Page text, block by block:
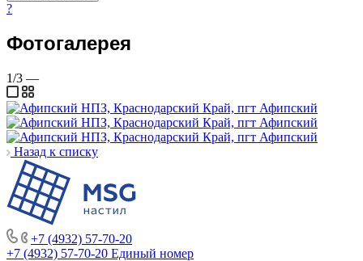
?
Фотогалерея
1/3 —
Назад к списку
+7 (4932) 57-70-20
+7 (4932) 57-70-20 Единый номер